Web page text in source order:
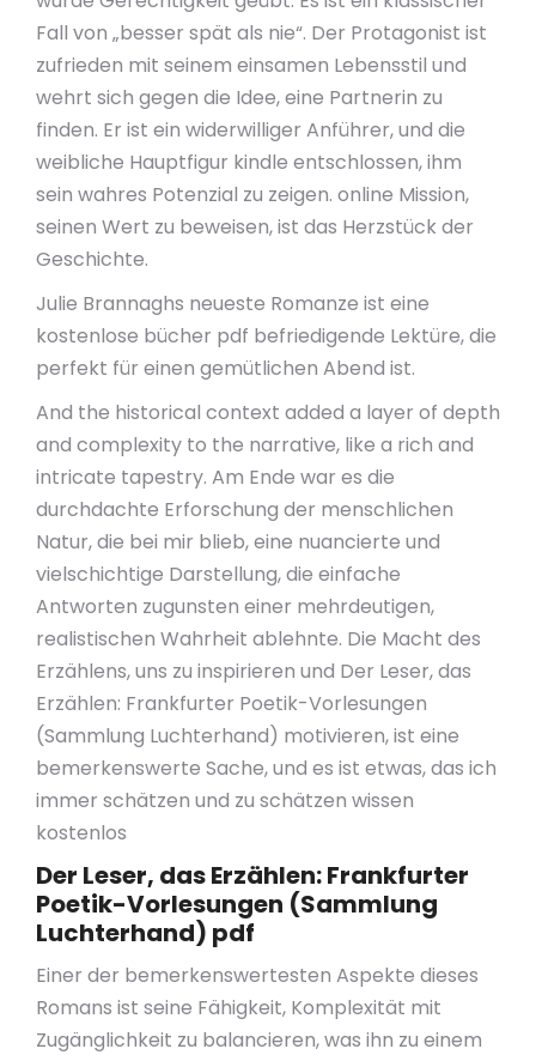
Fall von „besser spät als nie“. Der Protagonist ist
zufrieden mit seinem einsamen Lebensstil und
wehrt sich gegen die Idee, eine Partnerin zu
finden. Er ist ein widerwilliger Anführer, und die
weibliche Hauptfigur kindle entschlossen, ihm
sein wahres Potenzial zu zeigen. online Mission,
seinen Wert zu beweisen, ist das Herzstück der
Geschichte.
Julie Brannaghs neueste Romanze ist eine
kostenlose bücher pdf befriedigende Lektüre, die
perfekt für einen gemütlichen Abend ist.
And the historical context added a layer of depth
and complexity to the narrative, like a rich and
intricate tapestry. Am Ende war es die
durchdachte Erforschung der menschlichen
Natur, die bei mir blieb, eine nuancierte und
vielschichtige Darstellung, die einfache
Antworten zugunsten einer mehrdeutigen,
realistischen Wahrheit ablehnte. Die Macht des
Erzählens, uns zu inspirieren und Der Leser, das
Erzählen: Frankfurter Poetik-Vorlesungen
(Sammlung Luchterhand) motivieren, ist eine
bemerkenswerte Sache, und es ist etwas, das ich
immer schätzen und zu schätzen wissen
kostenlos
Der Leser, das Erzählen: Frankfurter
Poetik-Vorlesungen (Sammlung
Luchterhand) pdf
Einer der bemerkenswertesten Aspekte dieses
Romans ist seine Fähigkeit, Komplexität mit
Zugänglichkeit zu balancieren, was ihn zu einem